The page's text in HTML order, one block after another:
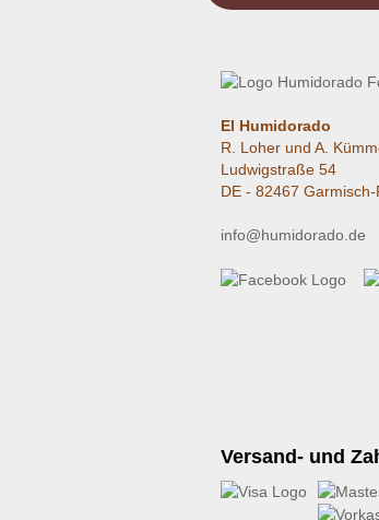
El Humidorado
R. Loher und A.
Ludwigstraße 54
DE - 82467
info@humidorado.de
Versand- und